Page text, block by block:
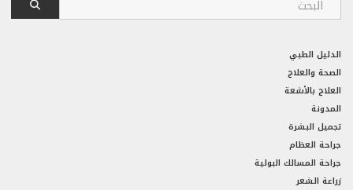
الدليل الطبي
الصحة والعلاج
العلاج بالأشعة
المدونة
تجميل البشرة
جراحة العظام
جراحة المسالك البولية
زراعة الشعر